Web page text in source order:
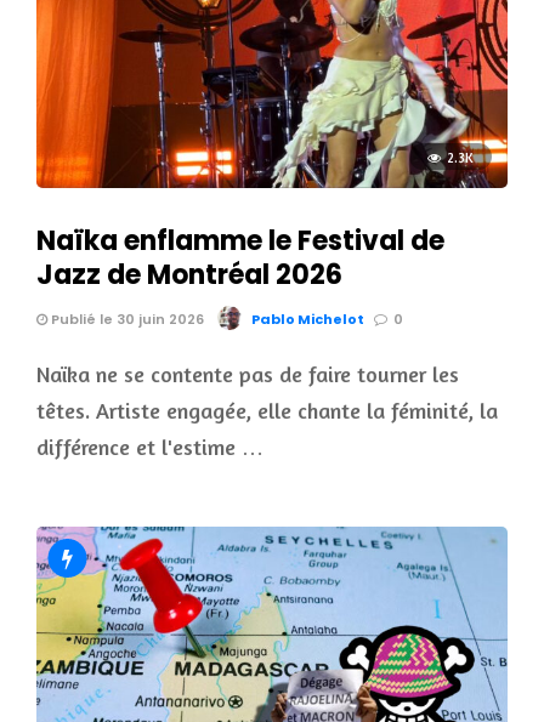
2.3K
Naïka enflamme le Festival de
Jazz de Montréal 2026
Publié le 30 juin 2026 Pablo Michelot 0
Naïka ne se contente pas de faire tourner les
têtes. Artiste engagée, elle chante la féminité, la
différence et l'estime …